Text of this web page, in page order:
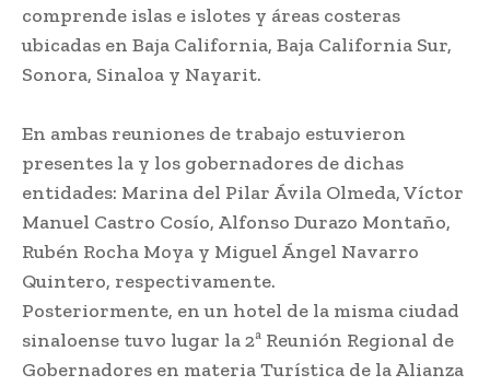
comprende islas e islotes y áreas costeras
ubicadas en Baja California, Baja California Sur,
Sonora, Sinaloa y Nayarit.
En ambas reuniones de trabajo estuvieron
presentes la y los gobernadores de dichas
entidades: Marina del Pilar Ávila Olmeda, Víctor
Manuel Castro Cosío, Alfonso Durazo Montaño,
Rubén Rocha Moya y Miguel Ángel Navarro
Quintero, respectivamente.
Posteriormente, en un hotel de la misma ciudad
sinaloense tuvo lugar la 2ª Reunión Regional de
Gobernadores en materia Turística de la Alianza